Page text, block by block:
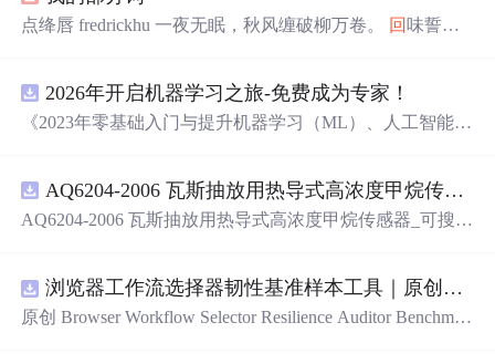
弦乐团的乐队编制重新配器。乐曲以富有民族色彩的五声
色，...
点绛唇 fredrickhu 一夜无眠，秋风缠破柳万卷。 回 味誓
偏偏三更又醒。 八月热，九月暖，心恰似冰寒。 清晨盼，
黄昏望，不见伊人心慌。 朝如风，暮成雪，无助是离别。
2026年开启机器学习之旅-免费成为专家！
《2023年零基础入门与提升机器学习（ML）、人工智能
AQ6204-2006 瓦斯抽放用热导式高浓度甲烷传感器-可搜索.pdf
AQ6204-2006 瓦斯抽放用热导式高浓度甲烷传感器_可搜
浏览器工作流选择器韧性基准样本工具｜原创源码+测试+离线报告
原创 Browser Workflow Selector Resilience Auditor Benchmar